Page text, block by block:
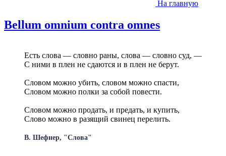
На главную
Bellum omnium contra omnes
Есть слова — словно раны, слова — словно суд, —
С ними в плен не сдаются и в плен не берут.
Словом можно убить, словом можно спасти,
Словом можно полки за собой повести.
Словом можно продать, и предать, и купить,
Слово можно в разящий свинец перелить.
В. Шефнер, "Слова"